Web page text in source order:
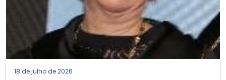
18 de julho de 2026